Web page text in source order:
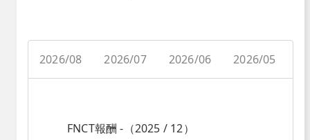
2026/08 2026/07 2026/06 2026/05
FNCT報酬 -（2025 / 12）